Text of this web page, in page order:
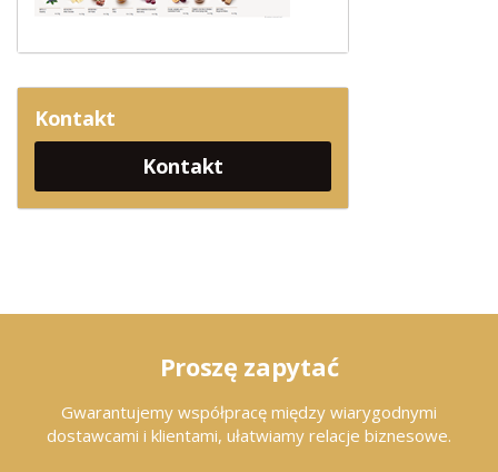
Kontakt
Kontakt
Proszę zapytać
Gwarantujemy współpracę między wiarygodnymi
dostawcami i klientami, ułatwiamy relacje biznesowe.